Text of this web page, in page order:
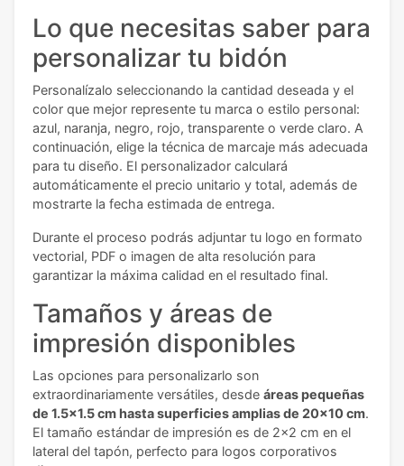
Lo que necesitas saber para
personalizar tu bidón
Personalízalo seleccionando la cantidad deseada y el
color que mejor represente tu marca o estilo personal:
azul, naranja, negro, rojo, transparente o verde claro. A
continuación, elige la técnica de marcaje más adecuada
para tu diseño. El personalizador calculará
automáticamente el precio unitario y total, además de
mostrarte la fecha estimada de entrega.
Durante el proceso podrás adjuntar tu logo en formato
vectorial, PDF o imagen de alta resolución para
garantizar la máxima calidad en el resultado final.
Tamaños y áreas de
impresión disponibles
Las opciones para personalizarlo son
extraordinariamente versátiles, desde áreas pequeñas
de 1.5x1.5 cm hasta superficies amplias de 20x10 cm.
El tamaño estándar de impresión es de 2x2 cm en el
lateral del tapón, perfecto para logos corporativos